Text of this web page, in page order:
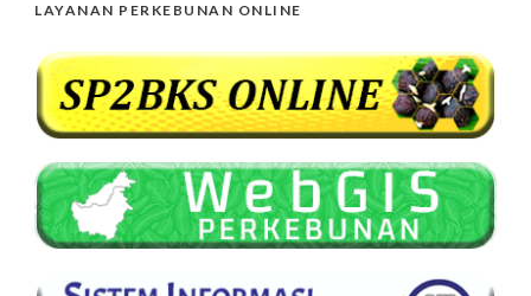
LAYANAN PERKEBUNAN ONLINE